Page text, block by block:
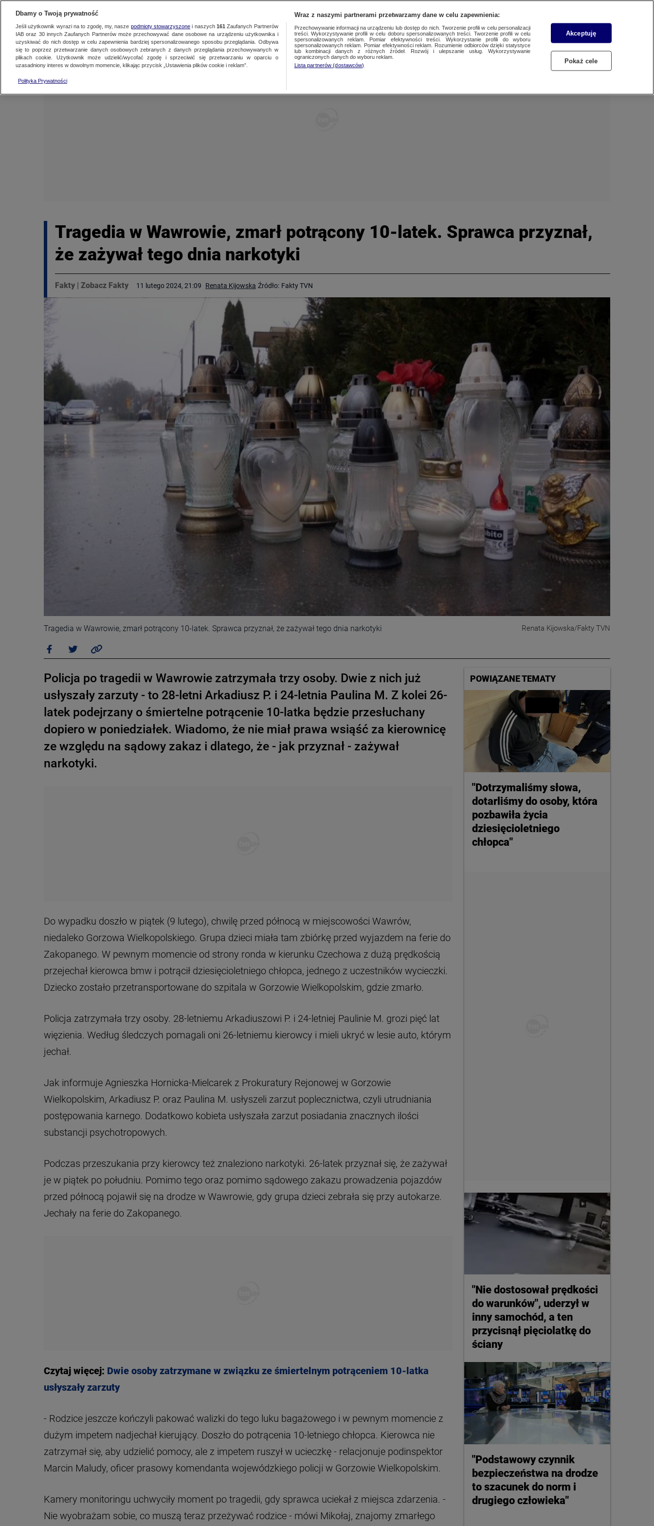
FAKTY PO FAKTACH FAKTY O ŚWIECIE
Dzień dobry!
ZALOGUJ SIĘ
Tragedia w Wawrowie, zmarł potrącony 10-latek. Sprawca przyznał,
że zażywał tego dnia narkotyki
Fakty | Zobacz Fakty 11 lutego 2024, 21:09 Renata Kijowska Źródło: Fakty TVN
Tragedia w Wawrowie, zmarł potrącony 10-latek. Sprawca przyznał, że zażywał tego dnia narkotyki Renata Kijowska/Fakty TVN
Policja po tragedii w Wawrowie zatrzymała trzy osoby. Dwie z nich już
usłyszały zarzuty - to 28-letni Arkadiusz P. i 24-letnia Paulina M. Z kolei 26-
latek podejrzany o śmiertelne potrącenie 10-latka będzie przesłuchany
dopiero w poniedziałek. Wiadomo, że nie miał prawa wsiąść za kierownicę
ze względu na sądowy zakaz i dlatego, że - jak przyznał - zażywał
narkotyki.
Do wypadku doszło w piątek (9 lutego), chwilę przed północą w miejscowości Wawrów,
niedaleko Gorzowa Wielkopolskiego. Grupa dzieci miała tam zbiórkę przed wyjazdem na ferie do
Zakopanego. W pewnym momencie od strony ronda w kierunku Czechowa z dużą prędkością
przejechał kierowca bmw i potrącił dziesięcioletniego chłopca, jednego z uczestników wycieczki.
Dziecko zostało przetransportowane do szpitala w Gorzowie Wielkopolskim, gdzie zmarło.
Policja zatrzymała trzy osoby. 28-letniemu Arkadiuszowi P. i 24-letniej Paulinie M. grozi pięć lat
więzienia. Według śledczych pomagali oni 26-letniemu kierowcy i mieli ukryć w lesie auto, którym
jechał.
Jak informuje Agnieszka Hornicka-Mielcarek z Prokuratury Rejonowej w Gorzowie
Wielkopolskim, Arkadiusz P. oraz Paulina M. usłyszeli zarzut poplecznictwa, czyli utrudniania
postępowania karnego. Dodatkowo kobieta usłyszała zarzut posiadania znacznych ilości
substancji psychotropowych.
Podczas przeszukania przy kierowcy też znaleziono narkotyki. 26-latek przyznał się, że zażywał
je w piątek po południu. Pomimo tego oraz pomimo sądowego zakazu prowadzenia pojazdów
przed północą pojawił się na drodze w Wawrowie, gdy grupa dzieci zebrała się przy autokarze.
Jechały na ferie do Zakopanego.
Czytaj więcej: Dwie osoby zatrzymane w związku ze śmiertelnym potrąceniem 10-latka
usłyszały zarzuty
- Rodzice jeszcze kończyli pakować walizki do tego luku bagażowego i w pewnym momencie z
dużym impetem nadjechał kierujący. Doszło do potrącenia 10-letniego chłopca. Kierowca nie
zatrzymał się, aby udzielić pomocy, ale z impetem ruszył w ucieczkę - relacjonuje podinspektor
Marcin Maludy, oficer prasowy komendanta wojewódzkiego policji w Gorzowie Wielkopolskim.
Kamery monitoringu uchwyciły moment po tragedii, gdy sprawca uciekał z miejsca zdarzenia. -
Nie wyobrażam sobie, co muszą teraz przeżywać rodzice - mówi Mikołaj, znajomy zmarłego
POWIĄZANE TEMATY
"Dotrzymaliśmy słowa,
dotarliśmy do osoby, która
pozbawiła życia
dziesięcioletniego
chłopca"
"Nie dostosował prędkości
do warunków", uderzył w
inny samochód, a ten
przycisnął pięciolatkę do
ściany
"Podstawowy czynnik
bezpieczeństwa na drodze
to szacunek do norm i
drugiego człowieka"
Dbamy o Twoją prywatność
Jeśli użytkownik wyrazi na to zgodę, my, nasze podmioty stowarzyszonei naszych 161 Zaufanych Partnerów
IAB oraz 30innych Zaufanych Partnerów może przechowywać dane osobowe na urządzeniu użytkownika i
uzyskiwać do nich dostęp w celu zapewnienia bardziej spersonalizowanego sposobu przeglądania. Odbywa
się to poprzez przetwarzanie danych osobowych zebranych z danych przeglądania przechowywanych w
plikach cookie. Użytkownik może udzielić/wycofać zgodę i sprzeciwić się przetwarzaniu w oparciu o
uzasadniony interes w dowolnym momencie, klikając przycisk „Ustawienia plików cookie i reklam”.
Polityka Prywatności
Wraz z naszymi partnerami przetwarzamy dane w celu zapewnienia:
Przechowywanie informacji na urządzeniu lub dostęp do nich. Tworzenie profili w celu personalizacji
treści. Wykorzystywanie profili w celu doboru spersonalizowanych treści. Tworzenie profili w celu
spersonalizowanych reklam. Pomiar efektywności treści. Wykorzystanie profili do wyboru
spersonalizowanych reklam. Pomiar efektywności reklam. Rozumienie odbiorców dzięki statystyce
lub kombinacji danych z różnych źródeł. Rozwój i ulepszanie usług. Wykorzystywanie
ograniczonych danych do wyboru reklam.
Lista partnerów (dostawców)
Akceptuję
Pokaż cele